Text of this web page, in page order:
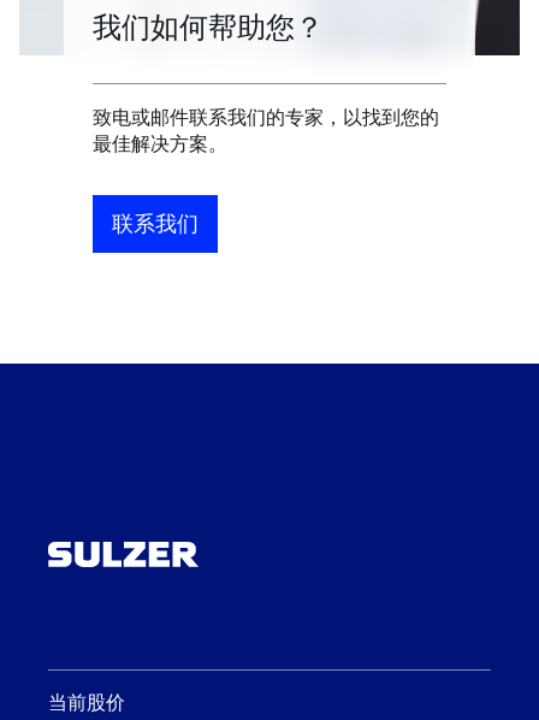
我们如何帮助您？
致电或邮件联系我们的专家，以找到您的
最佳解决方案。
联系我们
当前股价